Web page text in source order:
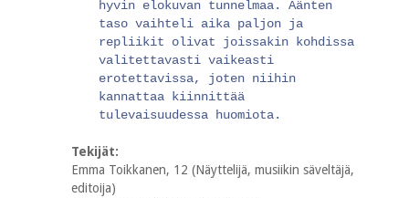
hyvin elokuvan tunnelmaa. Äänten
taso vaihteli aika paljon ja
repliikit olivat joissakin kohdissa
valitettavasti vaikeasti
erotettavissa, joten niihin
kannattaa kiinnittää
tulevaisuudessa huomiota.
Tekijät:
Emma Toikkanen, 12 (Näyttelijä, musiikin säveltäjä,
editoija)